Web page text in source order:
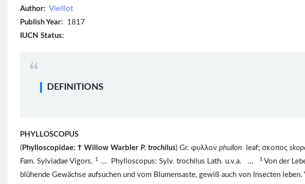
Author: Vieillot
Publish Year: 1817
IUCN Status:
DEFINITIONS
PHYLLOSCOPUS
( Phylloscopidae; Ϯ Willow Warbler P. trochilus) Gr. φυλλον phullon leaf; σκοπος
Fam. Sylviadae Vigors. 1 ... Phylloscopus: Sylv. trochilus Lath. u.v.a. ... 1 Von der
blühende Gewächse aufsuchen und vom Blumensaste, gewiß auch von Insecten